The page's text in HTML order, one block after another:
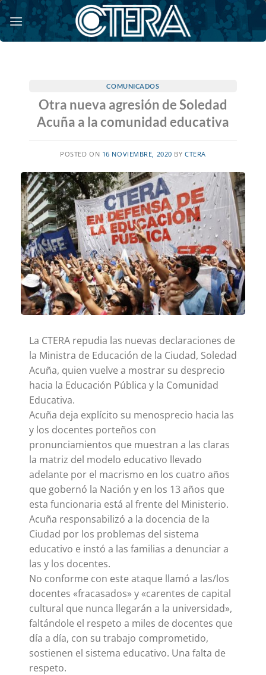
Saltar
al
contenido
COMUNICADOS
Otra nueva agresión de Soledad
Acuña a la comunidad educativa
POSTED ON 16 NOVIEMBRE, 2020 BYCTERA
La CTERA repudia las nuevas declaraciones de
la Ministra de Educación de la Ciudad, Soledad
Acuña, quien vuelve a mostrar su desprecio
hacia la Educación Pública y la Comunidad
Educativa.
Acuña deja explícito su menosprecio hacia las
y los docentes porteños con
pronunciamientos que muestran a las claras
la matriz del modelo educativo llevado
adelante por el macrismo en los cuatro años
que gobernó la Nación y en los 13 años que
esta funcionaria está al frente del Ministerio.
Acuña responsabilizó a la docencia de la
Ciudad por los problemas del sistema
educativo e instó a las familias a denunciar a
las y los docentes.
No conforme con este ataque llamó a las/los
docentes «fracasados» y «carentes de capital
cultural que nunca llegarán a la universidad»,
faltándole el respeto a miles de docentes que
día a día, con su trabajo comprometido,
sostienen el sistema educativo. Una falta de
respeto.